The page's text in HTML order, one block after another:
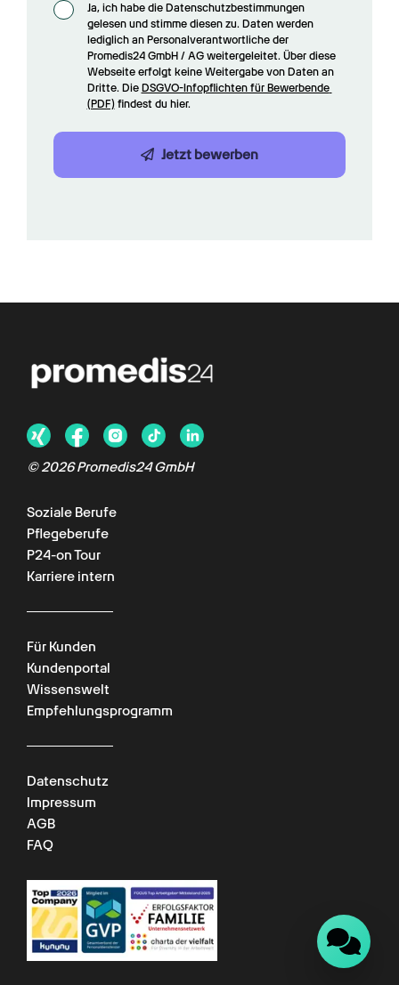
Ja, ich habe die Datenschutzbestimmungen
gelesen und stimme diesen zu. Daten werden
lediglich an Personalverantwortliche der
Promedis24 GmbH / AG weitergeleitet. Über diese
Webseite erfolgt keine Weitergabe von Daten an
Dritte. Die DSGVO-Infopflichten für Bewerbende
(PDF) findest du hier.
Jetzt bewerben
©2026Promedis24 GmbH
Soziale Berufe
Pflegeberufe
P24-on Tour
Karriere intern
Für Kunden
Kundenportal
Wissenswelt
Empfehlungsprogramm
Datenschutz
Impressum
AGB
FAQ